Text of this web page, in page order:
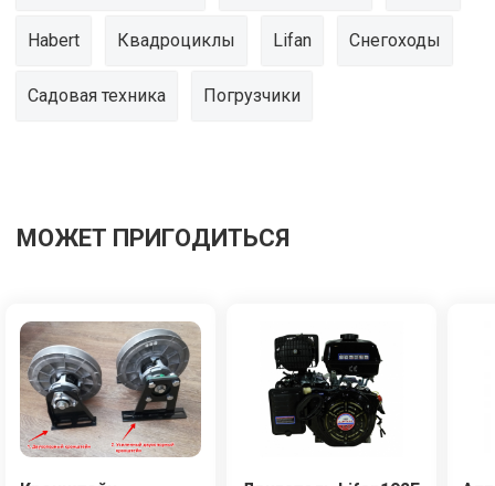
Habert Квадроциклы Lifan Снегоходы
Садовая техника Погрузчики
МОЖЕТ ПРИГОДИТЬСЯ